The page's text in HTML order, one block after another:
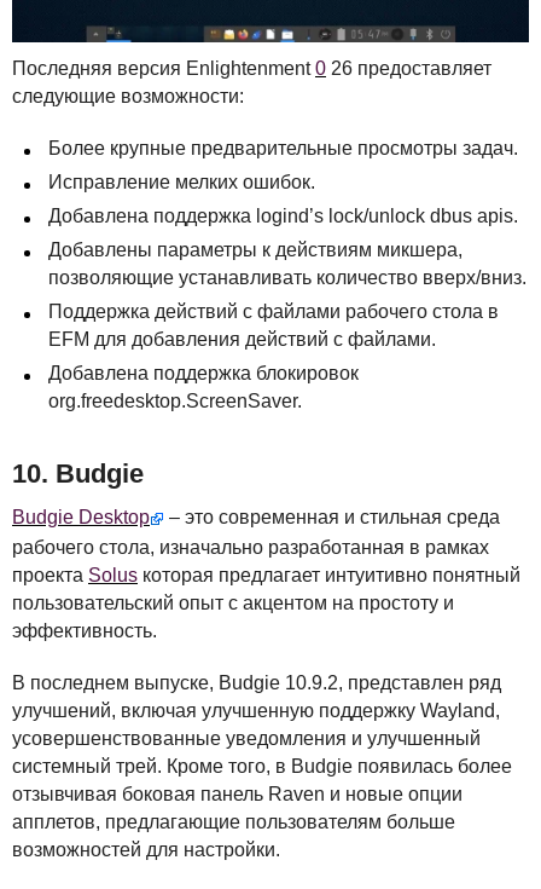
Последняя версия Enlightenment0 26 предоставляет
следующие возможности:
Более крупные предварительные просмотры задач.
Исправление мелких ошибок.
Добавлена поддержка logind’s lock/unlock dbus apis.
Добавлены параметры к действиям микшера,
позволяющие устанавливать количество вверх/вниз.
Поддержка действий с файлами рабочего стола в
EFM для добавления действий с файлами.
Добавлена поддержка блокировок
org.freedesktop.ScreenSaver.
10. Budgie
Budgie Desktop
– это современная и стильная среда
рабочего стола, изначально разработанная в рамках
проекта Solus которая предлагает интуитивно понятный
пользовательский опыт с акцентом на простоту и
эффективность.
В последнем выпуске, Budgie 10.9.2, представлен ряд
улучшений, включая улучшенную поддержку Wayland,
усовершенствованные уведомления и улучшенный
системный трей. Кроме того, в Budgie появилась более
отзывчивая боковая панель Raven и новые опции
апплетов, предлагающие пользователям больше
возможностей для настройки.